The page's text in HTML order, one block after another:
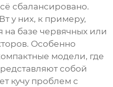
сбалансировано.
у них, к примеру,
базе червячных или
Особенно
модели, где
собой
кучу проблем с